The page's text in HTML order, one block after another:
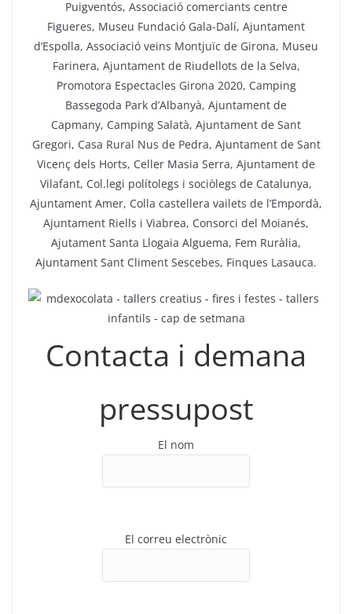
Puigventós, Associació comerciants centre
Figueres, Museu Fundació Gala-Dalí, Ajuntament
d’Espolla, Associació veins Montjuïc de Girona, Museu
Farinera, Ajuntament de Riudellots de la Selva,
Promotora Espectacles Girona 2020, Camping
Bassegoda Park d’Albanyà, Ajuntament de
Capmany, Camping Salatà, Ajuntament de Sant
Gregori, Casa Rural Nus de Pedra, Ajuntament de Sant
Vicenç dels Horts, Celler Masia Serra, Ajuntament de
Vilafant, Col.legi polítolegs i sociòlegs de Catalunya,
Ajuntament Amer, Colla castellera vailets de l’Empordà,
Ajuntament Riells i Viabrea, Consorci del Moianés,
Ajutament Santa Llogaia Alguema, Fem Ruràlia,
Ajuntament Sant Climent Sescebes, Finques Lasauca.
Contacta i demana
pressupost
El nom
El correu electrònic